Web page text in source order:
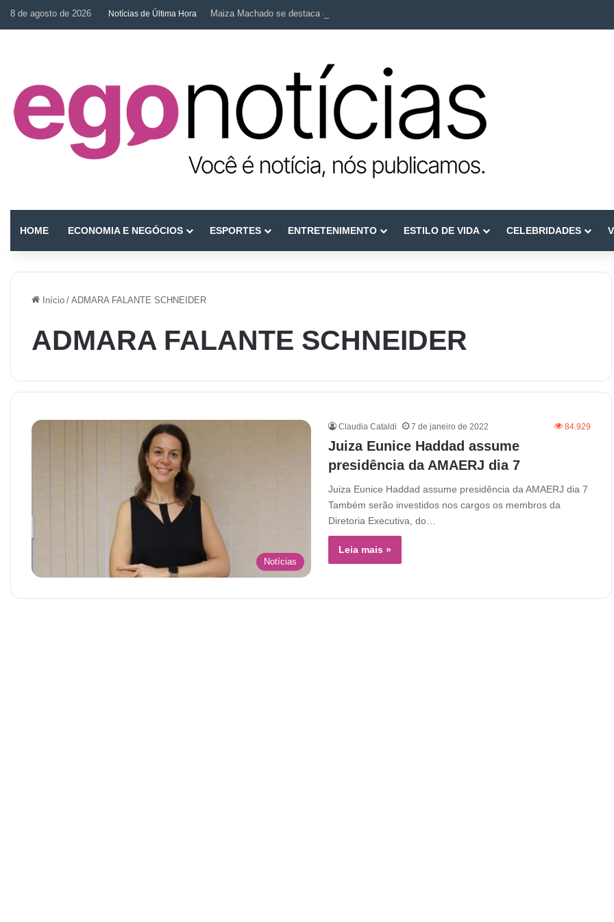
8 de agosto de 2026 Notícias de Última Hora Maiza Machado se destaca como referência em terapia capilar e saúde do couro cabeludo
HOME ECONOMIA E NEGÓCIOS ESPORTES ENTRETENIMENTO ESTILO DE VIDA CELEBRIDADES
Início / ADMARA FALANTE SCHNEIDER
ADMARA FALANTE SCHNEIDER
Notícias
Claudia Cataldi 7 de janeiro de 2022 84.929
Juiza Eunice Haddad assume
presidência da AMAERJ dia 7
Juiza Eunice Haddad assume presidência da AMAERJ dia 7
Também serão investidos nos cargos os membros da
Diretoria Executiva, do…
Leia mais »